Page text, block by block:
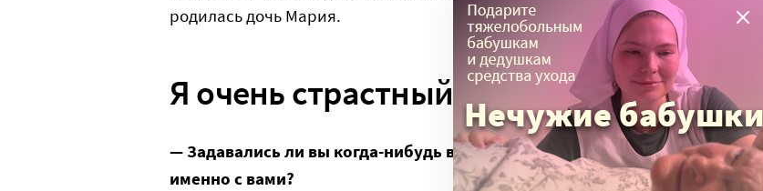
родилась дочь Мария.
Я очень страстный человек
— Задавались ли вы когда-нибудь вопросом, почему это произошло
именно с вами?